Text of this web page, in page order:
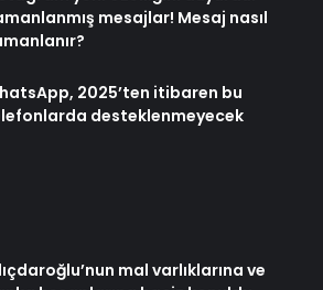
mesajlar! Mesaj nasıl
2025’ten itibaren bu
desteklenmeyecek
mal varlıklarına ve